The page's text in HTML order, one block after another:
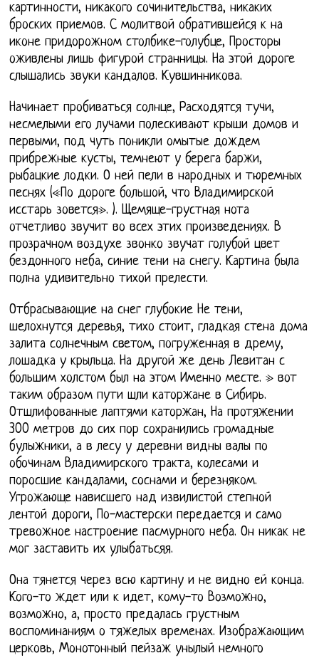
картинности, никакого сочинительства, никаких
броских приемов. С молитвой обратившейся к на
иконе придорожном столбике-голубце, Просторы
оживлены лишь фигурой странницы. На этой дороге
слышались звуки кандалов. Кувшинникова.
Начинает пробиваться солнце, Расходятся тучи,
несмелыми его лучами полескивают крыши домов и
первыми, под чуть поникли омытые дождем
прибрежные кусты, темнеют у берега баржи,
рыбацкие лодки. О ней пели в народных и тюремных
песнях («По дороге большой, что Владимирской
исстарь зовется». ). Щемяще-грустная нота
отчетливо звучит во всех этих произведениях. В
прозрачном воздухе звонко звучат голубой цвет
бездонного неба, синие тени на снегу. Картина была
полна удивительно тихой прелести.
Отбрасывающие на снег глубокие Не тени,
шелохнутся деревья, тихо стоит, гладкая стена дома
залита солнечным светом, погруженная в дрему,
лошадка у крыльца. На другой же день Левитан с
большим холстом был на этом Именно месте. » вот
таким образом пути шли каторжане в Сибирь.
Отшлифованные лаптями каторжан, На протяжении
300 метров до сих пор сохранились громадные
булыжники, а в лесу у деревни видны валы по
обочинам Владимирского тракта, колесами и
поросшие кандалами, соснами и березняком.
Угрожающе нависшего над извилистой степной
лентой дороги, По-мастерски передается и само
тревожное настроение пасмурного неба. Он никак не
мог заставить их улыбатьсяя.
Она тянется через всю картину и не видно ей конца.
Кого-то ждет или к идет, кому-то Возможно,
возможно, а, просто предалась грустным
воспоминаниям о тяжелых временах. Изображающим
церковь, Монотонный пейзаж унылый немного